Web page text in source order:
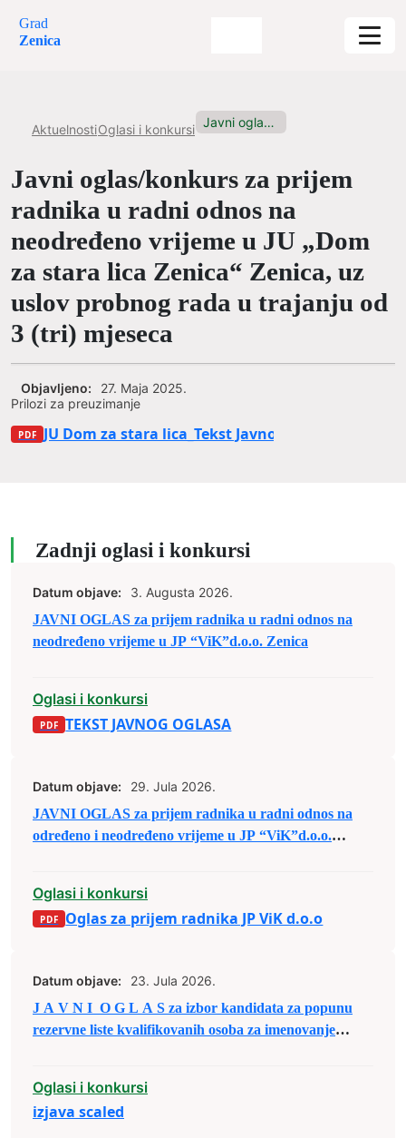
Grad
Zenica
AktuelnostiOglasi i konkursi Javni oglas/konkurs za prijem radnika...
Javni oglas/konkurs za prijem
radnika u radni odnos na
neodređeno vrijeme u JU „Dom
za stara lica Zenica“ Zenica, uz
uslov probnog rada u trajanju od
3 (tri) mjeseca
Prilozi za preuzimanje
JU Dom za stara lica_Tekst Javnog oglasa
Objavljeno: 27. Maja 2025.
Zadnji oglasi i konkursi
Datum objave:
3. Augusta 2026.
JAVNI OGLAS za prijem radnika u radni odnos na
neodređeno vrijeme u JP “ViK”d.o.o. Zenica
Oglasi i konkursi
TEKST JAVNOG OGLASA
Datum objave:
29. Jula 2026.
JAVNI OGLAS za prijem radnika u radni odnos na
određeno i neodređeno vrijeme u JP “ViK”d.o.o.
Oglasi i konkursi
Oglas za prijem radnika JP ViK d.o.o
Datum objave:
23. Jula 2026.
J A V N I O G L A S za izbor kandidata za popunu
rezervne liste kvalifikovanih osoba za imenovanje
Oglasi i konkursi
izjava scaled